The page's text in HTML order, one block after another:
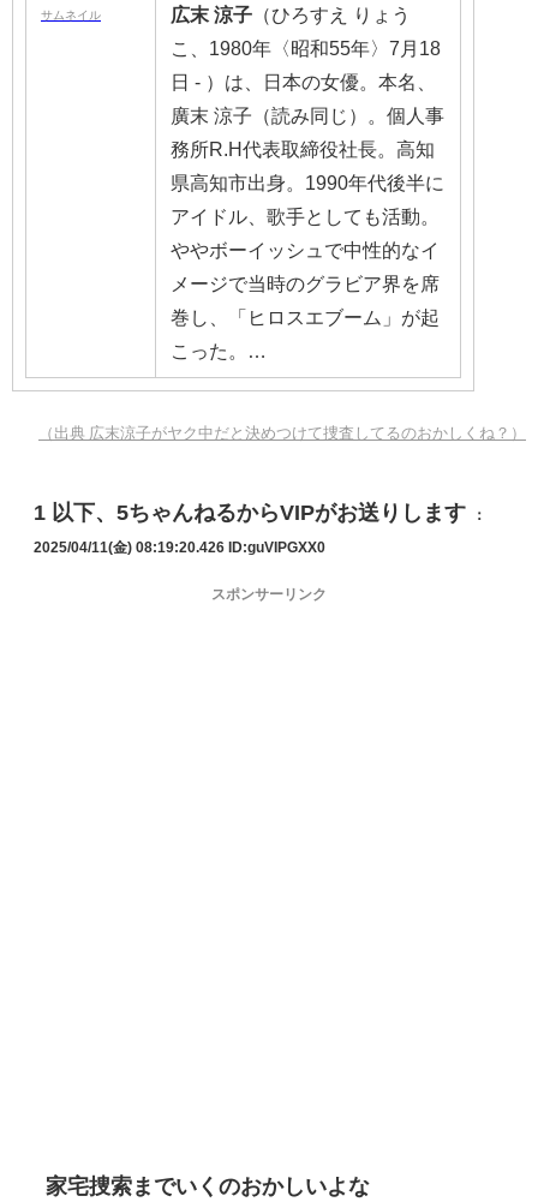
広末 涼子 （ひろすえ りょう
こ、1980年〈昭和55年〉7月18
日 - ）は、日本の女優。本名、
廣末 涼子（読み同じ）。個人事
務所R.H代表取締役社長。高知
県高知市出身。1990年代後半に
アイドル、歌手としても活動。
ややボーイッシュで中性的なイ
メージで当時のグラビア界を席
巻し、「ヒロスエブーム」が起
こった。…
（出典 広末涼子がヤク中だと決めつけて捜査してるのおかしくね？）
1 以下、5ちゃんねるからVIPがお送りします ：
2025/04/11(金) 08:19:20.426 ID:guVIPGXX0
スポンサーリンク
家宅捜索までいくのおかしいよな